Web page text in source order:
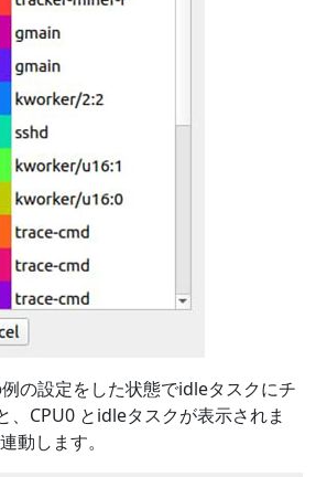
の設定をした状態でidleタスクにチ
、CPU0 とidleタスクが表示されま
動します。